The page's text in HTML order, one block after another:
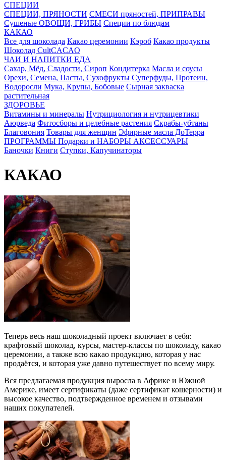
СПЕЦИИ
СПЕЦИИ, ПРЯНОСТИ СМЕСИ пряностей, ПРИПРАВЫ
Сушеные ОВОЩИ, ГРИБЫ Специи по блюдам
КАКАО
Все для шоколада Какао церемонии Кэроб Какао продукты
Шоколад CultCACAO
ЧАИ И НАПИТКИ ЕДА
Сахар, Мёд, Сладости, Сироп Кондитерка Масла и соусы
Орехи, Семена, Пасты, Сухофрукты Суперфуды, Протеин,
Водоросли Мука, Крупы, Бобовые Сырная закваска
растительная
ЗДОРОВЬЕ
Витамины и минералы Нутрициология и нутрицевтики
Аюрведа Фитосборы и целебные растения Скрабы-убтаны
Благовония Товары для женщин Эфирные масла ДоТерра
ПРОГРАММЫ Подарки и НАБОРЫ АКСЕССУАРЫ
Баночки Книги Ступки, Капучинаторы
КАКАО
Теперь весь наш шоколадный проект включает в себя:
крафтовый шоколад, курсы, мастер-классы по шоколаду, какао
церемонии, а также всю какао продукцию, которая у нас
продаётся, и которая уже давно путешествует по всему миру.
Вся предлагаемая продукция выросла в Африке и Южной
Америке, имеет сертификаты (даже сертификат кошерности) и
высокое качество, подтвержденное временем и отзывами
наших покупателей.